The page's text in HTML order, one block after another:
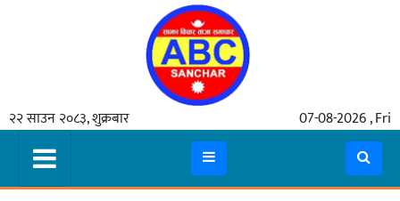
२२ साउन २०८३, शुक्रबार 07-08-2026 , Fri
समाचार
मुख्य
समाचार